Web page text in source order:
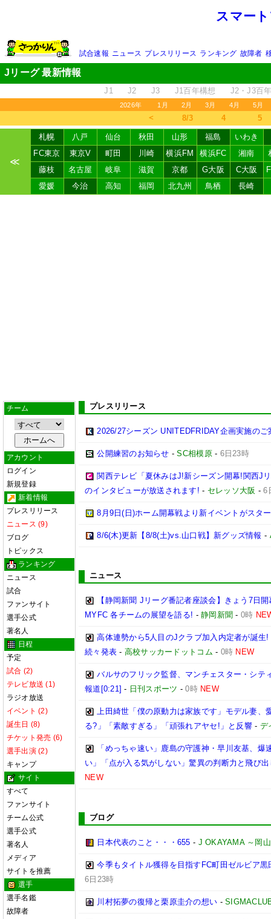
スマー
試合速報 ニュース プレスリリース ランキング 故障者
Jリーグ 最新情報
J1 J2 J3 J1百年構想 J2・J3百
2026年 1月 2月 3月 4月 5月
＜ 8/3 4 5
≪
札幌 八戸 仙台 秋田 山形 福島
いわき
FC東京
東京V 町田 川崎 横浜FM 横浜FC 湘南
藤枝
名古屋 岐阜 滋賀 京都 G大阪 C大阪
愛媛
今治 高知 福岡 北九州 鳥栖 長崎
チーム
アカウント
ログイン
新規登録
新着情報
プレスリリース
ニュース (9)
ブログ
トピックス
ランキング
ニュース
試合
ファンサイト
選手公式
著名人
日程
予定
試合 (2)
テレビ放送 (1)
ラジオ放送
イベント (2)
誕生日 (8)
チケット発売 (6)
選手出演 (2)
キャンプ
サイト
すべて
ファンサイト
チーム公式
選手公式
著名人
メディア
サイトを推薦
選手
選手名鑑
故障者
プレスリリース
2026/27シーズン UNITEDFRIDAY企画実施のご
公開練習のお知らせ -SC相模原- 6日23時
関西テレビ「夏休みはJ!新シーズン開幕!関西J
のインタビューが放送されます! - セレッソ大阪 -6
8月9日(日)ホーム開幕戦より新イベントがスタ
8/6(木)更新【8/8(土)vs.山口戦】新グッズ情報 -
ニュース
【静岡新聞 Jリーグ番記者座談会】きょう7日
MYFC 各チームの展望を語る! -静岡新聞 - 0時
高体連勢から5人目のJクラブ加入内定者が誕
続々発表 - 高校サッカードットコム - 0時 NEW
バルサのフリック監督、マンチェスター・シテ
報道[0:21] - 日刊スポーツ -0時 NEW
上田綺世「僕の原動力は家族です」モデル妻
る?」「素敵すぎる」「頑張れアヤセ!」と反響- デ
「めっちゃ速い」鹿島の守護神・早川友基、
い」「点が入る気がしない」驚異の判断力と飛び
NEW
ブログ
日本代表のこと・・・655 - J OKAYAMA ～岡
今季もタイトル獲得を目指すFC町田ゼルビア
6日23時
川村拓夢の復帰と栗原圭介の想い -